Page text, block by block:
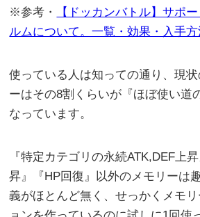
※参考・
【ドッカンバトル】サポ
ルムについて。一覧・効果・入手
使っている人は知っての通り、現
ーはその8割くらいが『ほぼ使い道
なっています。
『特定カテゴリの永続ATK,DEF上
昇』『HP回復』以外のメモリーは
義がほとんど無く、せっかくメモ